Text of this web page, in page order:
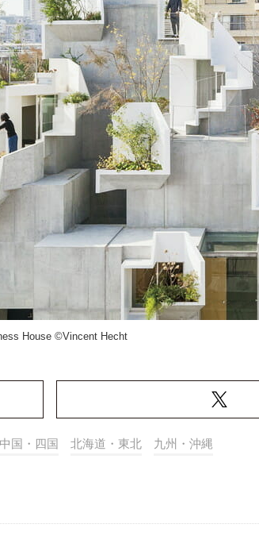
House ©Vincent Hecht
中国・四国 北海道・東北 九州・沖縄